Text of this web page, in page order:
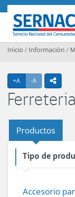
Contenido principal
SERNAC
Inicio / Información /
+A Agrandar texto
-A Achicar texto
Productos
Tipo de
Accesorio